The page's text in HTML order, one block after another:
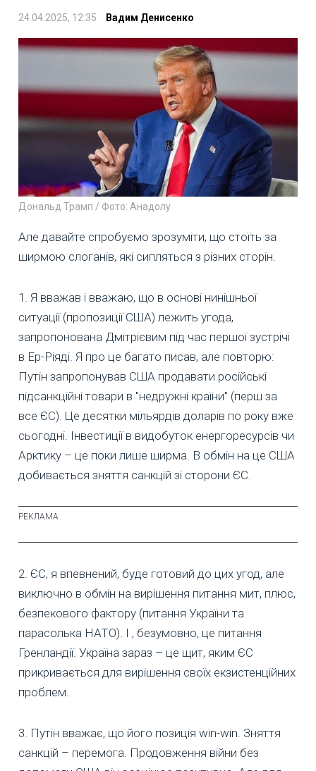
24.04.2025, 12:35 Вадим Денисенко
Дональд Трамп / Фото: Анадолу
Але давайте спробуємо зрозуміти, що стоїть за
ширмою слоганів, які сипляться з різних сторін.
1. Я вважав і вважаю, що в основі нинішньої
ситуації (пропозиції США) лежить угода,
запропонована Дмітрієвим під час першої зустрічі
в Ер-Ріяді. Я про це багато писав, але повторю:
Путін запропонував США продавати російські
підсанкційні товари в "недружні країни" (перш за
все ЄС). Це десятки мільярдів доларів по року вже
сьогодні. Інвестиції в видобуток енергоресурсів чи
Арктику – це поки лише ширма. В обмін на це США
добивається зняття санкцій зі сторони ЄС.
2. ЄС, я впевнений, буде готовий до цих угод, але
виключно в обмін на вирішення питання мит, плюс,
безпекового фактору (питання України та
парасолька НАТО). І , безумовно, це питання
Гренландії. Україна зараз – це щит, яким ЄС
прикривається для вирішення своїх екзистенційних
проблем.
3. Путін вважає, що його позиція win-win. Зняття
санкцій – перемога. Продовження війни без